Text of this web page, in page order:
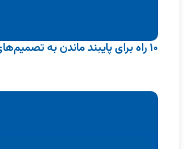
۱۰ راه برای پایبند ماندن به تصمیم‌های سال نو